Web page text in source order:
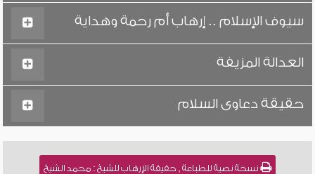
سيوف الإسلام .. إرهاب أم رحمة وهداية
العدالة المزيفة
حقيقة دعاوى السلام
نسخة نصية للطباعة , حقيقة الإرهاب للشيخ : محمد الشيخ